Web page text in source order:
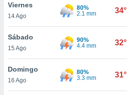
Viernes
14 Ago
80%
2.1 mm
34°
Sábado
15 Ago
90%
4.4 mm
32°
Domingo
16 Ago
80%
3.3 mm
31°